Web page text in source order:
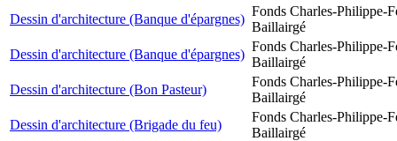
Dessin d'architecture (Banque d'épargnes)
Fonds Charles-Philippe-
Baillairgé
Dessin d'architecture (Banque d'épargnes)
Fonds Charles-Philippe-
Baillairgé
Dessin d'architecture (Bon Pasteur)
Fonds Charles-Philippe-
Baillairgé
Dessin d'architecture (Brigade du feu)
Fonds Charles-Philippe-
Baillairgé